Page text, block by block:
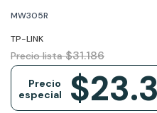
MW305R
TP-LINK
Precio lista $31.186
Precio
especial